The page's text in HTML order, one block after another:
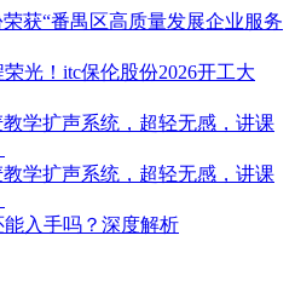
获“番禺区高质量发展企业服务
光！itc保伦股份2026开工大
学扩声系统，超轻无感，讲课
学扩声系统，超轻无感，讲课
入手吗？深度解析